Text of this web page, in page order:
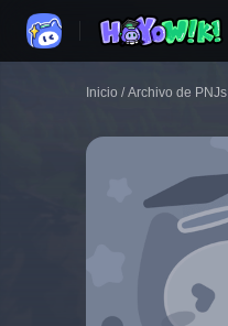
Inicio / Archivo de PNJs